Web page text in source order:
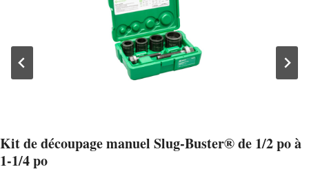
Kit de découpage manuel Slug-Buster® de 1/2 po à
1-1/4 po